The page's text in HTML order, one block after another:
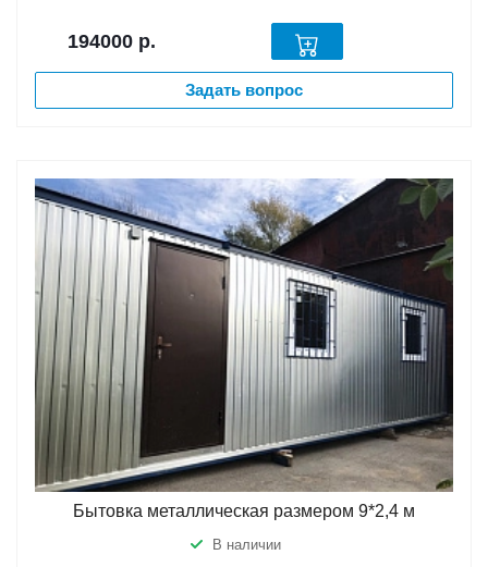
194000 р.
Задать вопрос
Бытовка металлическая размером 9*2,4 м
В наличии